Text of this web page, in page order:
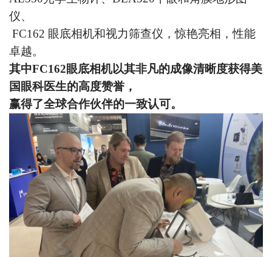
仪、
FC162 眼底相机和视力筛查仪，惊艳亮相，性能
卓越。
其中FC162眼底相机以其非凡的成像清晰度获得美
国眼科医生的高度赞誉，
赢得了全球合作伙伴的一致认可。